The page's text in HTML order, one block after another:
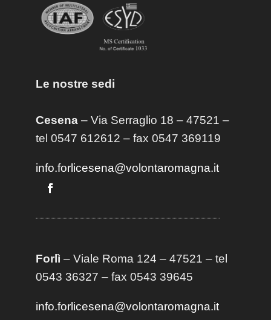
Le nostre sedi
Cesena– Via Serraglio 18 – 47521 –
tel 0547 612612 – fax 0547 369119
info.forlicesena@volontaromagna.it
Forlì – Viale Roma 124 – 47521 – tel
0543 36327 – fax 0543 39645
info.forlicesena@volontaromagna.it